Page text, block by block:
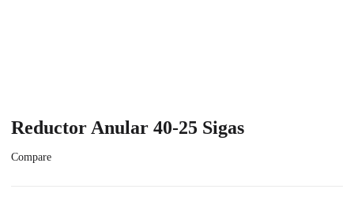
Reductor Anular 40-25 Sigas
Compare